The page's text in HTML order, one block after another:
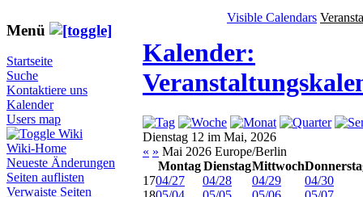
Menü
Startseite
Suche
Kontaktiere uns
Kalender
Users map
Wiki
Wiki-Home
Neueste Änderungen
Seiten auflisten
Verwaiste Seiten
Visible Calendars
Kalender:
Dienstag 12 im Mai, 2026
« » Mai 2026 Europe/Berlin
Montag DienstagMittwoch
1704/27 04/28 04/29
04/30